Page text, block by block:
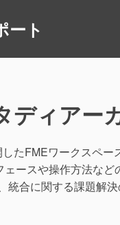
ート
ディアー
たFMEワークスペー
ースや操作方法な
統合に関する課題解